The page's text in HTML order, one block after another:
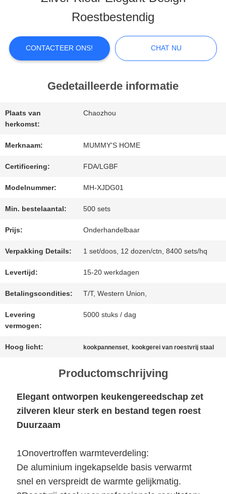
ONGEVEER
FABRIEKSREIS
CONTACTEER
ONS
GEVALLEN
SITEMAP
PRIVACYBELEID
Roestbestendig
CONTACTEER ONS! CHAT NU
Gedetailleerde informatie
Plaats van
herkomst:
Chaozhou
Merknaam: MUMMY'S HOME
Certificering: FDA/LGBF
Modelnummer: MH-XJDG01
Min. bestelaantal: 500 sets
Prijs: Onderhandelbaar
Verpakking Details: 1 set/doos, 12 dozen/ctn, 8400 sets/hq
Levertijd: 15-20 werkdagen
Betalingscondities: T/T, Western Union,
Levering
vermogen:
5000 stuks / dag
Hoog licht: kookpannenset ,kookgerei van roestvrij staal
Productomschrijving
Elegant ontworpen keukengereedschap zet
zilveren kleur sterk en bestand tegen roest
Duurzaam
1Onovertroffen warmteverdeling:
De aluminium ingekapselde basis verwarmt
snel en verspreidt de warmte gelijkmatig.